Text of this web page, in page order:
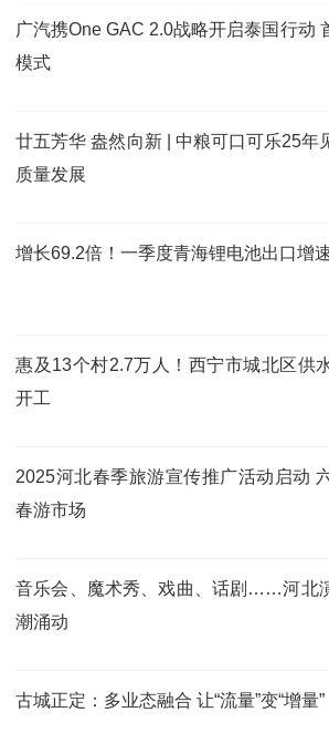
广汽携One GAC 2.0战略开启泰国行动
模式
廿五芳华 盎然向新 | 中粮可口可乐25年
质量发展
增长69.2倍！一季度青海锂电池出口增
惠及13个村2.7万人！西宁市城北区供
开工
2025河北春季旅游宣传推广活动启动
春游市场
音乐会、魔术秀、戏曲、话剧……河北
潮涌动
古城正定：多业态融合 让“流量”变“增量”